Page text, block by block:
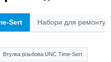
Sert Набори для ремонту
Втулка різьбова UNC Time-Sert